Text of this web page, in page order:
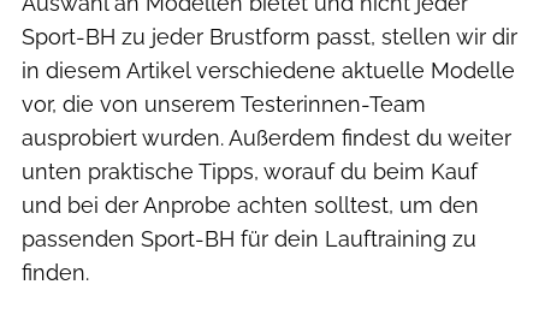
Sport-BH zu jeder Brustform passt, stellen wir dir
in diesem Artikel verschiedene aktuelle Modelle
vor, die von unserem Testerinnen-Team
ausprobiert wurden. Außerdem findest du weiter
unten praktische Tipps, worauf du beim Kauf
und bei der Anprobe achten solltest, um den
passenden Sport-BH für dein Lauftraining zu
finden.